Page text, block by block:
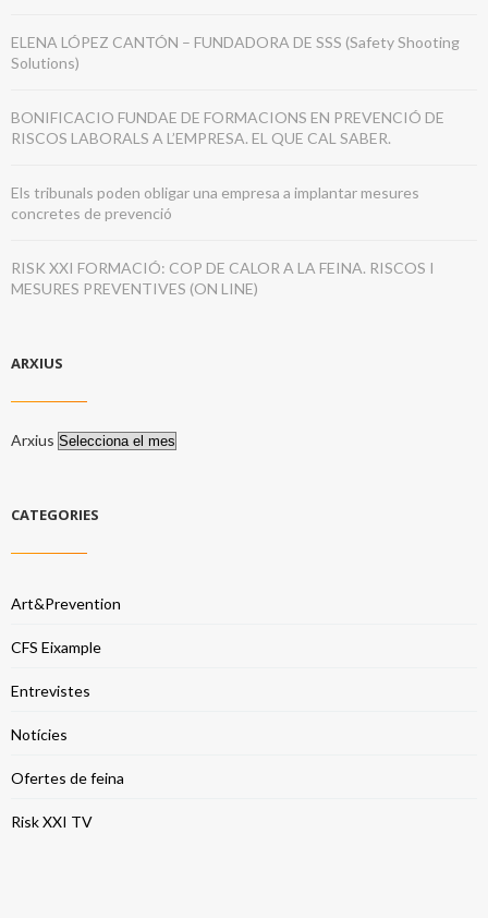
ELENA LÓPEZ CANTÓN – FUNDADORA DE SSS (Safety Shooting
Solutions)
BONIFICACIO FUNDAE DE FORMACIONS EN PREVENCIÓ DE
RISCOS LABORALS A L’EMPRESA. EL QUE CAL SABER.
Els tribunals poden obligar una empresa a implantar mesures
concretes de prevenció
RISK XXI FORMACIÓ: COP DE CALOR A LA FEINA. RISCOS I
MESURES PREVENTIVES (ON LINE)
ARXIUS
Arxius
CATEGORIES
Art&Prevention
CFS Eixample
Entrevistes
Notícies
Ofertes de feina
Risk XXI TV